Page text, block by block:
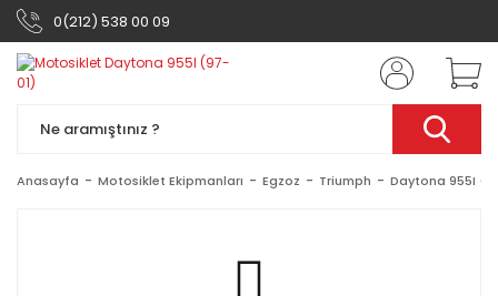
0(212) 538 00 09
Anasayfa Motosiklet Ekipmanları Egzoz Triumph Daytona 955I